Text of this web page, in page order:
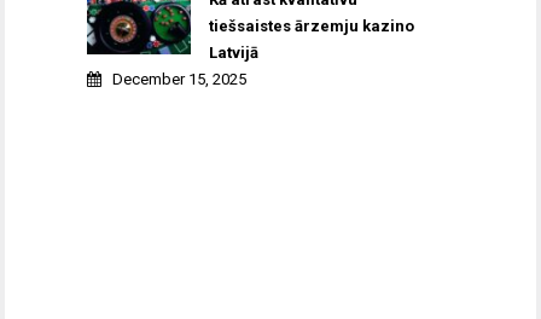
tiešsaistes ārzemju kazino
Latvijā
December 15, 2025